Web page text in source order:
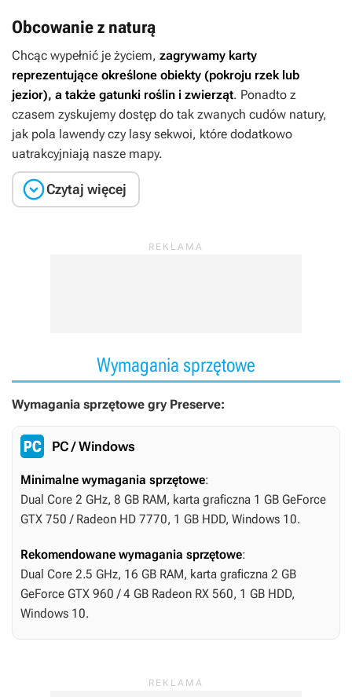
Obcowanie z naturą
Chcąc wypełnić je życiem, zagrywamy karty
reprezentujące określone obiekty (pokroju rzek lub
jezior), a także gatunki roślin i zwierząt. Ponadto z
czasem zyskujemy dostęp do tak zwanych cudów natury,
jak pola lawendy czy lasy sekwoi, które dodatkowo
uatrakcyjniają nasze mapy.
Czytaj więcej
Wymagania sprzętowe
Wymagania sprzętowe gry Preserve:
PC / Windows
Minimalne wymagania sprzętowe:
Dual Core 2 GHz, 8 GB RAM, karta graficzna 1 GB GeForce
GTX 750 / Radeon HD 7770, 1 GB HDD, Windows 10.
Rekomendowane wymagania sprzętowe:
Dual Core 2.5 GHz, 16 GB RAM, karta graficzna 2 GB
GeForce GTX 960 / 4 GB Radeon RX 560, 1 GB HDD,
Windows 10.